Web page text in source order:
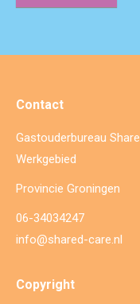
Contact
Gastouderbureau
Werkgebied
Provincie Groningen
06-34034247
info@shared-care.nl
Copyright